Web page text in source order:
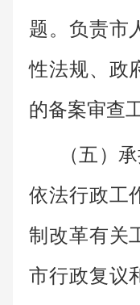
题。负责市
性法规、政
的备案审查
（五）
依法行政工
制改革有关
市行政复议